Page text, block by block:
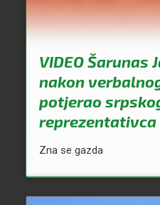
VIDEO Šarunas
nakon
potjerao
Zna se gazda